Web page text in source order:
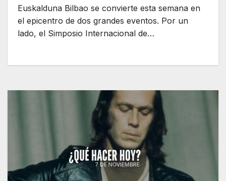
Euskalduna Bilbao se convierte esta semana en
el epicentro de dos grandes eventos. Por un
lado, el Simposio Internacional de…